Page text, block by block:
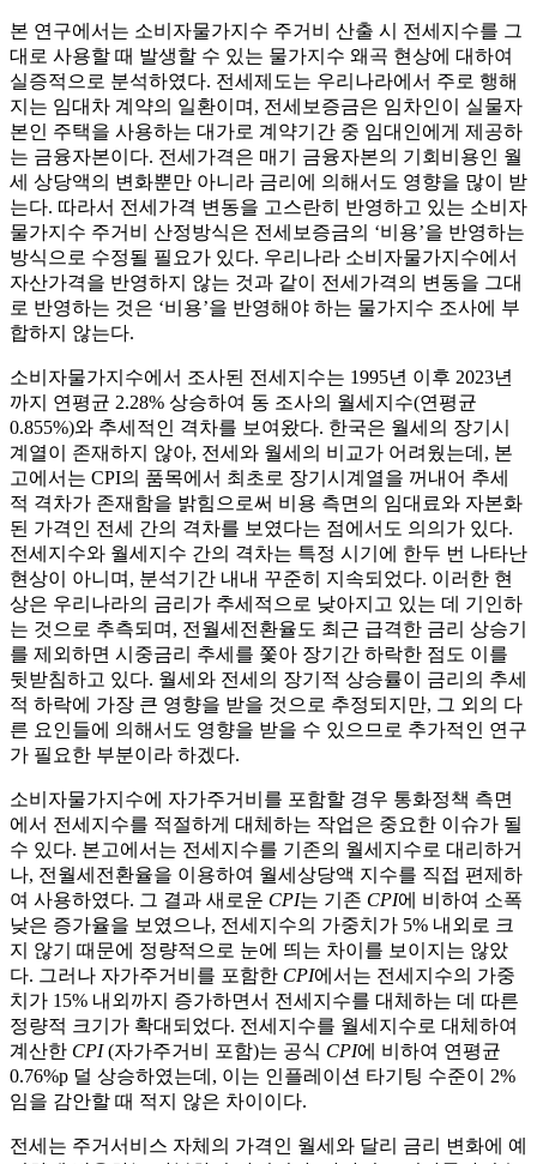
본 연구에서는 소비자물가지수 주거비 산출 시 전세지수를 그
대로 사용할 때 발생할 수 있는 물가지수 왜곡 현상에 대하여
실증적으로 분석하였다. 전세제도는 우리나라에서 주로 행해
지는 임대차 계약의 일환이며, 전세보증금은 임차인이 실물자
본인 주택을 사용하는 대가로 계약기간 중 임대인에게 제공하
는 금융자본이다. 전세가격은 매기 금융자본의 기회비용인 월
세 상당액의 변화뿐만 아니라 금리에 의해서도 영향을 많이 받
는다. 따라서 전세가격 변동을 고스란히 반영하고 있는 소비자
물가지수 주거비 산정방식은 전세보증금의 ‘비용’을 반영하는
방식으로 수정될 필요가 있다. 우리나라 소비자물가지수에서
자산가격을 반영하지 않는 것과 같이 전세가격의 변동을 그대
로 반영하는 것은 ‘비용’을 반영해야 하는 물가지수 조사에 부
합하지 않는다.
소비자물가지수에서 조사된 전세지수는 1995년 이후 2023년
까지 연평균 2.28% 상승하여 동 조사의 월세지수(연평균
0.855%)와 추세적인 격차를 보여왔다. 한국은 월세의 장기시
계열이 존재하지 않아, 전세와 월세의 비교가 어려웠는데, 본
고에서는 CPI의 품목에서 최초로 장기시계열을 꺼내어 추세
적 격차가 존재함을 밝힘으로써 비용 측면의 임대료와 자본화
된 가격인 전세 간의 격차를 보였다는 점에서도 의의가 있다.
전세지수와 월세지수 간의 격차는 특정 시기에 한두 번 나타난
현상이 아니며, 분석기간 내내 꾸준히 지속되었다. 이러한 현
상은 우리나라의 금리가 추세적으로 낮아지고 있는 데 기인하
는 것으로 추측되며, 전월세전환율도 최근 급격한 금리 상승기
를 제외하면 시중금리 추세를 쫓아 장기간 하락한 점도 이를
뒷받침하고 있다. 월세와 전세의 장기적 상승률이 금리의 추세
적 하락에 가장 큰 영향을 받을 것으로 추정되지만, 그 외의 다
른 요인들에 의해서도 영향을 받을 수 있으므로 추가적인 연구
가 필요한 부분이라 하겠다.
소비자물가지수에 자가주거비를 포함할 경우 통화정책 측면
에서 전세지수를 적절하게 대체하는 작업은 중요한 이슈가 될
수 있다. 본고에서는 전세지수를 기존의 월세지수로 대리하거
나, 전월세전환율을 이용하여 월세상당액 지수를 직접 편제하
여 사용하였다. 그 결과 새로운 CPI는 기존 CPI에 비하여 소폭
낮은 증가율을 보였으나, 전세지수의 가중치가 5% 내외로 크
지 않기 때문에 정량적으로 눈에 띄는 차이를 보이지는 않았
다. 그러나 자가주거비를 포함한 CPI에서는 전세지수의 가중
치가 15% 내외까지 증가하면서 전세지수를 대체하는 데 따른
정량적 크기가 확대되었다. 전세지수를 월세지수로 대체하여
계산한 CPI(자가주거비 포함)는 공식 CPI에 비하여 연평균
0.76%p 덜 상승하였는데, 이는 인플레이션 타기팅 수준이 2%
임을 감안할 때 적지 않은 차이이다.
전세는 주거서비스 자체의 가격인 월세와 달리 금리 변화에 예